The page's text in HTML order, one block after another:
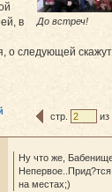
До встреч!
в
следующей скажут
стр. из
Ну что же,
на местах;)